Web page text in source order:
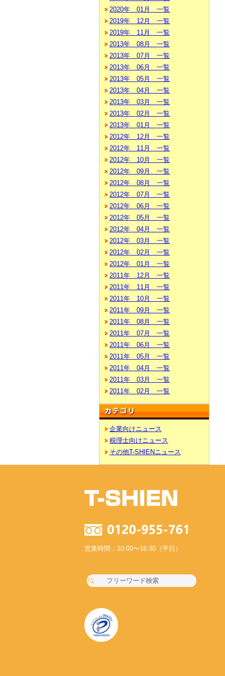
2020年 01月 一覧
2019年 12月 一覧
2019年 11月 一覧
2013年 08月 一覧
2013年 07月 一覧
2013年 06月 一覧
2013年 05月 一覧
2013年 04月 一覧
2013年 03月 一覧
2013年 02月 一覧
2013年 01月 一覧
2012年 12月 一覧
2012年 11月 一覧
2012年 10月 一覧
2012年 09月 一覧
2012年 08月 一覧
2012年 07月 一覧
2012年 06月 一覧
2012年 05月 一覧
2012年 04月 一覧
2012年 03月 一覧
2012年 02月 一覧
2012年 01月 一覧
2011年 12月 一覧
2011年 11月 一覧
2011年 10月 一覧
2011年 09月 一覧
2011年 08月 一覧
2011年 07月 一覧
2011年 06月 一覧
2011年 05月 一覧
2011年 04月 一覧
2011年 03月 一覧
2011年 02月 一覧
企業向けニュース
税理士向けニュース
その他T-SHIENニュース
営業時間：10:00〜16:30（平日）